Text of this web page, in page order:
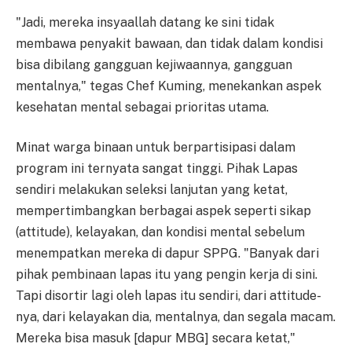
"Jadi, mereka insyaallah datang ke sini tidak
membawa penyakit bawaan, dan tidak dalam kondisi
bisa dibilang gangguan kejiwaannya, gangguan
mentalnya," tegas Chef Kuming, menekankan aspek
kesehatan mental sebagai prioritas utama.
Minat warga binaan untuk berpartisipasi dalam
program ini ternyata sangat tinggi. Pihak Lapas
sendiri melakukan seleksi lanjutan yang ketat,
mempertimbangkan berbagai aspek seperti sikap
(attitude), kelayakan, dan kondisi mental sebelum
menempatkan mereka di dapur SPPG. "Banyak dari
pihak pembinaan lapas itu yang pengin kerja di sini.
Tapi disortir lagi oleh lapas itu sendiri, dari attitude-
nya, dari kelayakan dia, mentalnya, dan segala macam.
Mereka bisa masuk [dapur MBG] secara ketat,"